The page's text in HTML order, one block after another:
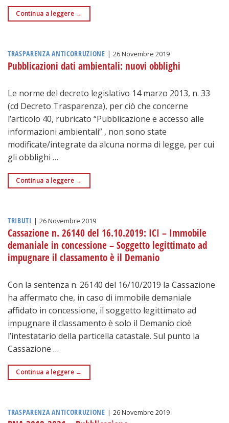
Continua a leggere →
TRASPARENZA ANTICORRUZIONE | 26 Novembre 2019
Pubblicazioni dati ambientali: nuovi obblighi
Le norme del decreto legislativo 14 marzo 2013, n. 33
(cd Decreto Trasparenza), per ciò che concerne
l’articolo 40, rubricato “Pubblicazione e accesso alle
informazioni ambientali” , non sono state
modificate/integrate da alcuna norma di legge, per cui
gli obblighi …
Continua a leggere →
TRIBUTI | 26 Novembre 2019
Cassazione n. 26140 del 16.10.2019: ICI – Immobile
demaniale in concessione – Soggetto legittimato ad
impugnare il classamento è il Demanio
Con la sentenza n. 26140 del 16/10/2019 la Cassazione
ha affermato che, in caso di immobile demaniale
affidato in concessione, il soggetto legittimato ad
impugnare il classamento è solo il Demanio cioè
l’intestatario della particella catastale. Sul punto la
Cassazione …
Continua a leggere →
TRASPARENZA ANTICORRUZIONE | 26 Novembre 2019